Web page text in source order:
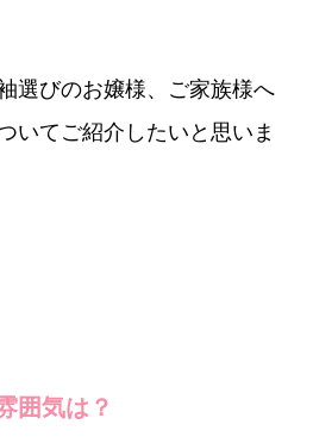
選びのお嬢様、ご家族様へ
いてご紹介したいと思いま
囲気は？